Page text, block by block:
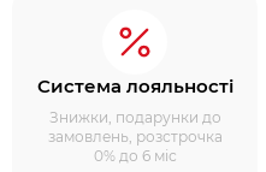
Система лояльності
Знижки, подарунки до
замовлень, розстрочка
0% до 6 міс